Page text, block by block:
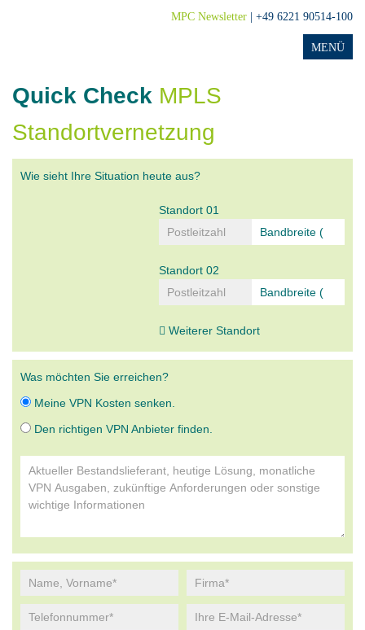
MPC Newsletter | +49 6221 90514-100
Quick Check MPLS
Standortvernetzung
Wie sieht Ihre Situation heute aus?
Standort 01
Standort 02
Weiterer Standort
Was möchten Sie erreichen?
Meine VPN Kosten senken.
Den richtigen VPN Anbieter finden.